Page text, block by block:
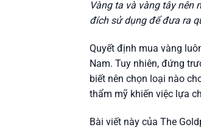
Vàng ta và vàng tây nên
đích sử dụng để đưa ra
Quyết định mua vàng
Nam. Tuy nhiên, đứng
biết nên chọn loại nào
thẩm mỹ khiến việc lựa
Bài viết này của The